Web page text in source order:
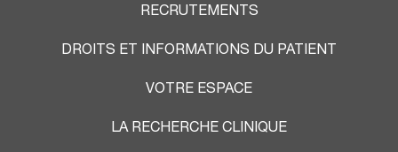
RECRUTEMENTS
DROITS ET INFORMATIONS DU PATIENT
VOTRE ESPACE
LA RECHERCHE CLINIQUE